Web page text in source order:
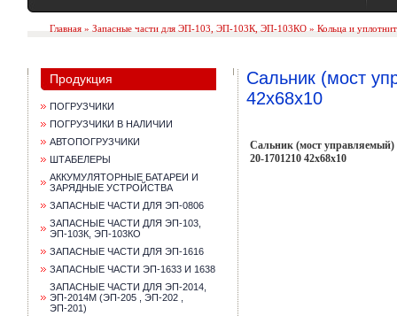
Главная » Запасные части для ЭП-103, ЭП-103К, ЭП-103КО » Кольца и
Продукция
ПОГРУЗЧИКИ
ПОГРУЗЧИКИ В НАЛИЧИИ
АВТОПОГРУЗЧИКИ
ШТАБЕЛЕРЫ
АККУМУЛЯТОРНЫЕ БАТАРЕИ И
ЗАРЯДНЫЕ УСТРОЙСТВА
ЗАПАСНЫЕ ЧАСТИ ДЛЯ ЭП-0806
ЗАПАСНЫЕ ЧАСТИ ДЛЯ ЭП-103,
ЭП-103К, ЭП-103КО
ЗАПАСНЫЕ ЧАСТИ ДЛЯ ЭП-1616
ЗАПАСНЫЕ ЧАСТИ ЭП-1633 И 1638
ЗАПАСНЫЕ ЧАСТИ ДЛЯ ЭП-2014,
ЭП-2014М (ЭП-205 , ЭП-202 ,
ЭП-201)
Сальник (мост
42х68х10
Сальник (мост управляемый)
20-1701210 42х68х10